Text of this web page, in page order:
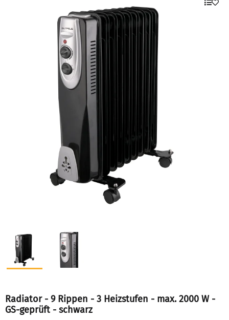
Radiator - 9 Rippen - 3 Heizstufen - max. 2000 W -
GS-geprüft - schwarz